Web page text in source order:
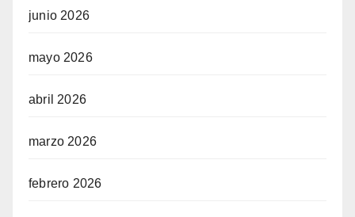
junio 2026
mayo 2026
abril 2026
marzo 2026
febrero 2026